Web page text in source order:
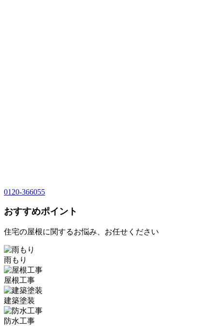
0120-366055
おすすめポイント
住宅の屋根に関するお悩み、お任せください
雨もり
屋根工事
建築塗装
防水工事